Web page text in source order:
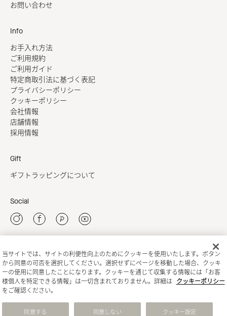
お問い合わせ
Info
お手入れ方法
ご利用規約
ご利用ガイド
特定商取引法に基づく表記
プライバシーポリシー
クッキーポリシー
会社情報
店舗情報
採用情報
Gift
ギフトラッピングについて
Social
新規会員登録
当サイトでは、サイトの利便性向上のためにクッキーを使用いたします。ボタン
から同意の可否を選択してください。選択せずにページを移動した場合、クッキ
ーの使用に同意したことになります。クッキーを通じて収集する情報には「お客
様個人を特定できる情報」は一切含まれておりません。詳細は
クッキーポリシー
をご確認ください。
クッキー設定
同意しない
同意する